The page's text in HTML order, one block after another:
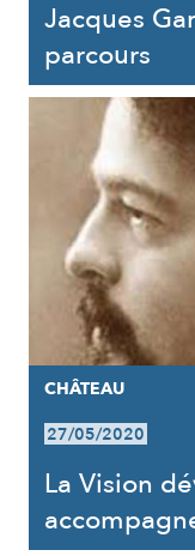
Jacques
parcours
CHÂTEAU
27/05/2020
La Vision